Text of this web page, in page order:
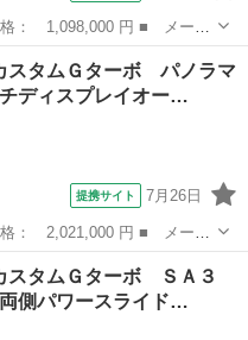
■ グレード名： カスタム
囲カメラ ナビ ＴＶ 両側
スタムＧターボ パノラマ
ディスプレイオー…
提携サイト 7月26日
■ グレード名： カスタム
ィスプレイオーディオ 両
スタムＧターボ ＳＡ３
側パワースライド…